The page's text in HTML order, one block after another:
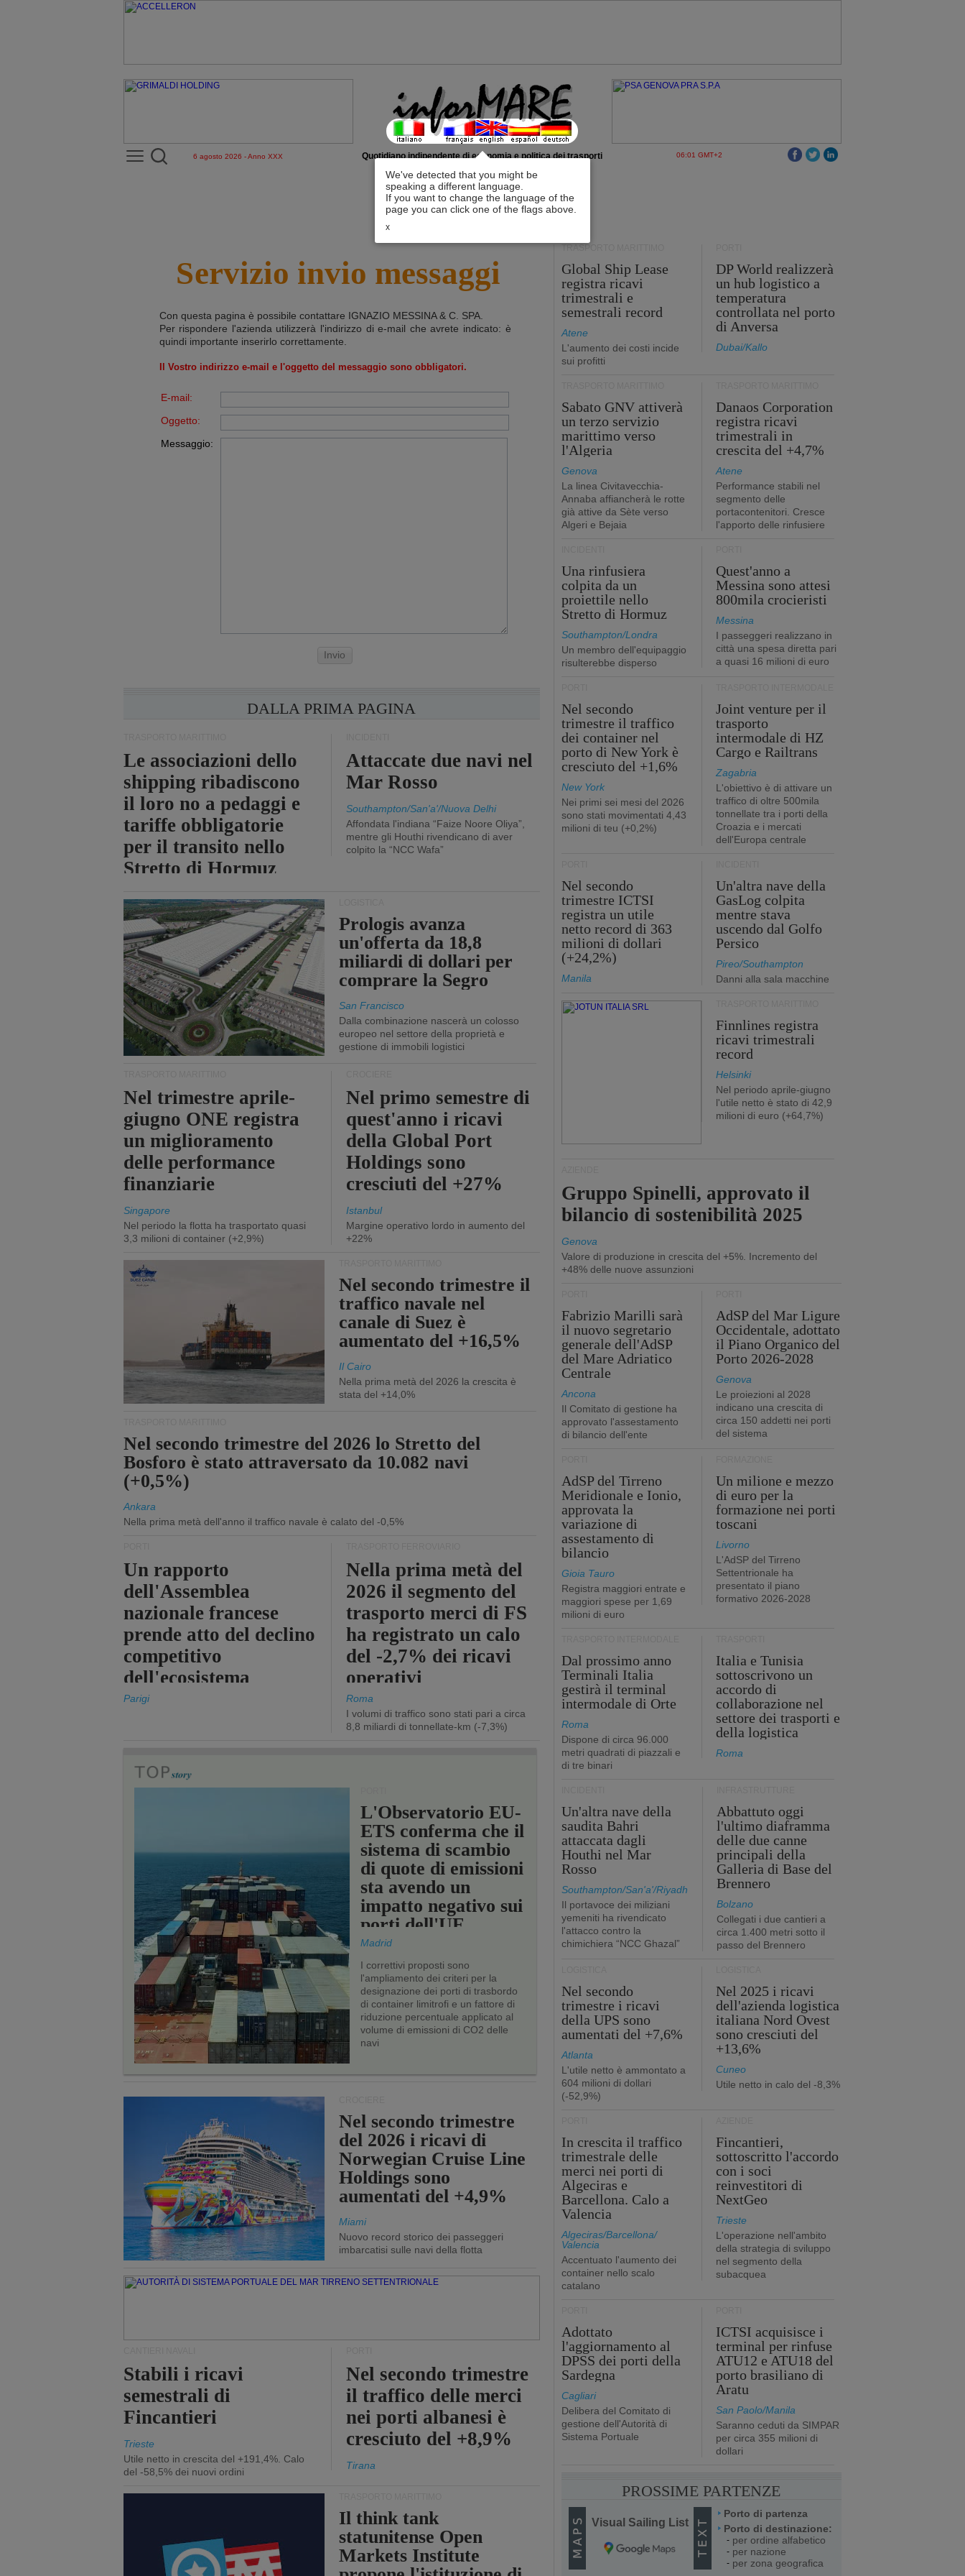
We've detected that you might be
speaking a different language.
If you want to change the language of the
page you can click one of the flags above.
x
6 agosto 2026 - Anno XXX Quotidiano indipendente di economia e politica dei trasporti 06:01 GMT+2
Servizio invio messaggi
Con questa pagina è possibile contattare IGNAZIO MESSINA & C. SPA.
Per rispondere l'azienda utilizzerà l'indirizzo di e-mail che avrete indicato: è
quindi importante inserirlo correttamente.
Il Vostro indirizzo e-mail e l'oggetto del messaggio sono obbligatori.
E-mail:
Oggetto:
Messaggio:
Invio
DALLA PRIMA PAGINA
Le associazioni dello
shipping ribadiscono
il loro no a pedaggi e
tariffe obbligatorie
per il transito nello
Stretto di Hormuz
Attaccate due navi nel
Mar Rosso
Southampton/San'a'/Nuova Delhi
Affondata l'indiana “Faize Noore Oliya”,
mentre gli Houthi rivendicano di aver
colpito la “NCC Wafa”
Prologis avanza
un'offerta da 18,8
miliardi di dollari per
comprare la Segro
San Francisco
Dalla combinazione nascerà un colosso
europeo nel settore della proprietà e
gestione di immobili logistici
Nel trimestre aprile-
giugno ONE registra
un miglioramento
delle performance
finanziarie
Singapore
Nel periodo la flotta ha trasportato quasi
3,3 milioni di container (+2,9%)
Nel primo semestre di
quest'anno i ricavi
della Global Port
Holdings sono
cresciuti del +27%
Istanbul
Margine operativo lordo in aumento del
+22%
Nel secondo trimestre il
traffico navale nel
canale di Suez è
aumentato del +16,5%
Il Cairo
Nella prima metà del 2026 la crescita è
stata del +14,0%
Nel secondo trimestre del 2026 lo Stretto del
Bosforo è stato attraversato da 10.082 navi
(+0,5%)
Ankara
Nella prima metà dell'anno il traffico navale è calato del -0,5%
Un rapporto
dell'Assemblea
nazionale francese
prende atto del declino
competitivo
dell'ecosistema
portuale statale
Parigi
Nella prima metà del
2026 il segmento del
trasporto merci di FS
ha registrato un calo
del -2,7% dei ricavi
operativi
Roma
I volumi di traffico sono stati pari a circa
8,8 miliardi di tonnellate-km (-7,3%)
L'Observatorio EU-
ETS conferma che il
sistema di scambio
di quote di emissioni
sta avendo un
impatto negativo sui
porti dell'UE
Madrid
I correttivi proposti sono
l'ampliamento dei criteri per la
designazione dei porti di trasbordo
di container limitrofi e un fattore di
riduzione percentuale applicato al
volume di emissioni di CO2 delle
navi
Nel secondo trimestre
del 2026 i ricavi di
Norwegian Cruise Line
Holdings sono
aumentati del +4,9%
Miami
Nuovo record storico dei passeggeri
imbarcatisi sulle navi della flotta
Stabili i ricavi
semestrali di
Fincantieri
Trieste
Utile netto in crescita del +191,4%. Calo
del -58,5% dei nuovi ordini
Nel secondo trimestre
il traffico delle merci
nei porti albanesi è
cresciuto del +8,9%
Tirana
Il think tank
statunitense Open
Markets Institute
TRASPORTO MARITTIMO
Global Ship Lease
registra ricavi
trimestrali e
semestrali record
Atene
L'aumento dei costi incide
sui profitti
DP World realizzerà
un hub logistico a
temperatura
controllata nel porto
di Anversa
Dubai/Kallo
Sabato GNV attiverà
un terzo servizio
marittimo verso
l'Algeria
Genova
La linea Civitavecchia-
Annaba affiancherà le rotte
già attive da Sète verso
Algeri e Bejaia
Danaos Corporation
registra ricavi
trimestrali in
crescita del +4,7%
Atene
Performance stabili nel
segmento delle
portacontenitori. Cresce
l'apporto delle rinfusiere
Una rinfusiera
colpita da un
proiettile nello
Stretto di Hormuz
Southampton/Londra
Un membro dell'equipaggio
risulterebbe disperso
Quest'anno a
Messina sono attesi
800mila crocieristi
Messina
I passeggeri realizzano in
città una spesa diretta pari
a quasi 16 milioni di euro
Nel secondo
trimestre il traffico
dei container nel
porto di New York è
cresciuto del +1,6%
New York
Nei primi sei mesi del 2026
sono stati movimentati 4,43
milioni di teu (+0,2%)
Joint venture per il
trasporto
intermodale di HZ
Cargo e Railtrans
Zagabria
L'obiettivo è di attivare un
traffico di oltre 500mila
tonnellate tra i porti della
Croazia e i mercati
dell'Europa centrale
Nel secondo
trimestre ICTSI
registra un utile
netto record di 363
milioni di dollari
(+24,2%)
Manila
Un'altra nave della
GasLog colpita
mentre stava
uscendo dal Golfo
Persico
Pireo/Southampton
Danni alla sala macchine
Finnlines registra
ricavi trimestrali
record
Helsinki
Nel periodo aprile-giugno
l'utile netto è stato di 42,9
milioni di euro (+64,7%)
Gruppo Spinelli, approvato il
bilancio di sostenibilità 2025
Genova
Valore di produzione in crescita del +5%. Incremento del
+48% delle nuove assunzioni
Fabrizio Marilli sarà
il nuovo segretario
generale dell'AdSP
del Mare Adriatico
Centrale
Ancona
Il Comitato di gestione ha
approvato l'assestamento
di bilancio dell'ente
AdSP del Mar Ligure
Occidentale, adottato
il Piano Organico del
Porto 2026-2028
Genova
Le proiezioni al 2028
indicano una crescita di
circa 150 addetti nei porti
del sistema
AdSP del Tirreno
Meridionale e Ionio,
approvata la
variazione di
assestamento di
bilancio
Gioia Tauro
Registra maggiori entrate e
maggiori spese per 1,69
milioni di euro
Un milione e mezzo
di euro per la
formazione nei porti
toscani
Livorno
L'AdSP del Tirreno
Settentrionale ha
presentato il piano
formativo 2026-2028
Dal prossimo anno
Terminali Italia
gestirà il terminal
intermodale di Orte
Roma
Dispone di circa 96.000
metri quadrati di piazzali e
di tre binari
Italia e Tunisia
sottoscrivono un
accordo di
collaborazione nel
settore dei trasporti e
della logistica
Roma
Un'altra nave della
saudita Bahri
attaccata dagli
Houthi nel Mar
Rosso
Southampton/San'a'/Riyadh
Il portavoce dei miliziani
yemeniti ha rivendicato
l'attacco contro la
chimichiera “NCC Ghazal”
Abbattuto oggi
l'ultimo diaframma
delle due canne
principali della
Galleria di Base del
Brennero
Bolzano
Collegati i due cantieri a
circa 1.400 metri sotto il
passo del Brennero
Nel secondo
trimestre i ricavi
della UPS sono
aumentati del +7,6%
Atlanta
L'utile netto è ammontato a
604 milioni di dollari
(-52,9%)
Nel 2025 i ricavi
dell'azienda logistica
italiana Nord Ovest
sono cresciuti del
+13,6%
Cuneo
Utile netto in calo del -8,3%
In crescita il traffico
trimestrale delle
merci nei porti di
Algeciras e
Barcellona. Calo a
Valencia
Algeciras/Barcellona/
Valencia
Accentuato l'aumento dei
container nello scalo
catalano
Fincantieri,
sottoscritto l'accordo
con i soci
reinvestitori di
NextGeo
Trieste
L'operazione nell'ambito
della strategia di sviluppo
nel segmento della
subacquea
Adottato
l'aggiornamento al
DPSS dei porti della
Sardegna
Cagliari
Delibera del Comitato di
gestione dell'Autorità di
Sistema Portuale
ICTSI acquisisce i
terminal per rinfuse
ATU12 e ATU18 del
porto brasiliano di
Aratu
San Paolo/Manila
Saranno ceduti da SIMPAR
per circa 355 milioni di
dollari
PROSSIME PARTENZE
Visual Sailing List
Porto di partenza
Porto di destinazione:
- per ordine alfabetico
- per nazione
- per zona geografica